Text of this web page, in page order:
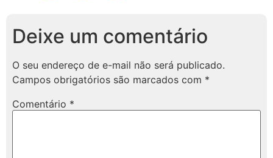
Deixe um comentário
O seu endereço de e-mail não será publicado.
Campos obrigatórios são marcados com *
Comentário *